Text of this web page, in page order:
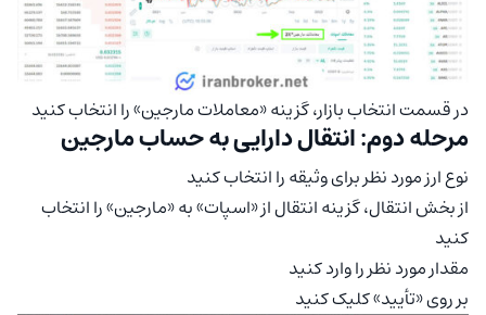
در قسمت انتخاب بازار، گزینه «معاملات مارجین» را انتخاب کنید
مرحله دوم: انتقال دارایی به حساب مارجین
نوع ارز مورد نظر برای وثیقه را انتخاب کنید
از بخش انتقال، گزینه انتقال از «اسپات» به «مارجین» را انتخاب
کنید
مقدار مورد نظر را وارد کنید
بر روی «تأیید» کلیک کنید